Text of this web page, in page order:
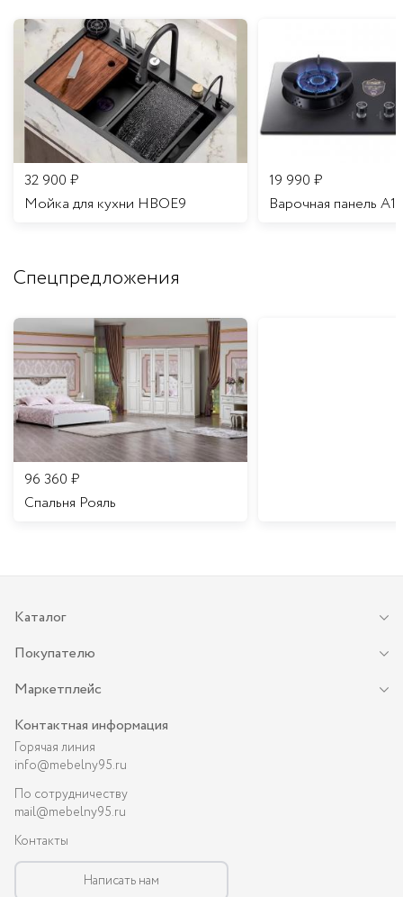
32 900 ₽
Мойка для кухни HBOE9
19 990 ₽
Варочная панель A16
Спецпредложения
96 360 ₽
Спальня Рояль
Каталог
Покупателю
Маркетплейс
Контактная информация
Горячая линия
info@mebelny95.ru
По сотрудничеству
mail@mebelny95.ru
Контакты
Написать нам